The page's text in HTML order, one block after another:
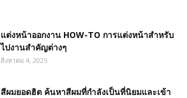
แต่งหน้าออกงาน HOW-TO การแต่งหน้าสำหรับ
ไปงานสำคัญต่างๆ
สิงหาคม 4, 2025
สีผมยอดฮิต ค้นหาสีผมที่กำลังเป็นที่นิยมและเข้า